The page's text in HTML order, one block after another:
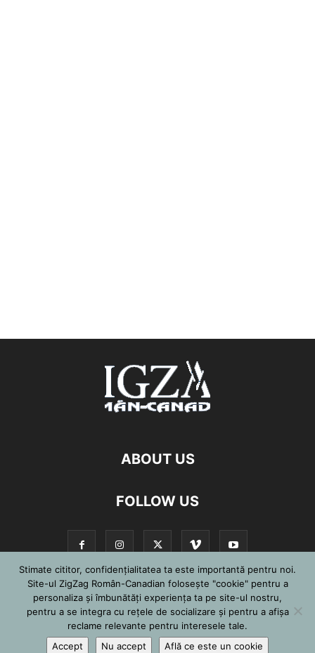
ABOUT US
FOLLOW US
©
Stimate cititor, confidențialitatea ta este importantă pentru noi.
Site-ul ZigZag Român-Canadian folosește "cookie" pentru a
personaliza și îmbunătăți experiența ta pe site-ul nostru,
pentru a se integra cu reţele de socializare şi pentru a afişa
reclame relevante pentru interesele tale.
Accept
Nu accept Află ce este un cookie